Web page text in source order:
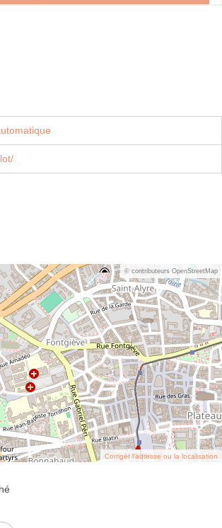
© contributeurs OpenStreetMap
Corriger l’adresse ou la localisation